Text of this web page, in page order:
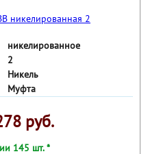
никелированное
2
Никель
Муфта
руб.
145 шт. *